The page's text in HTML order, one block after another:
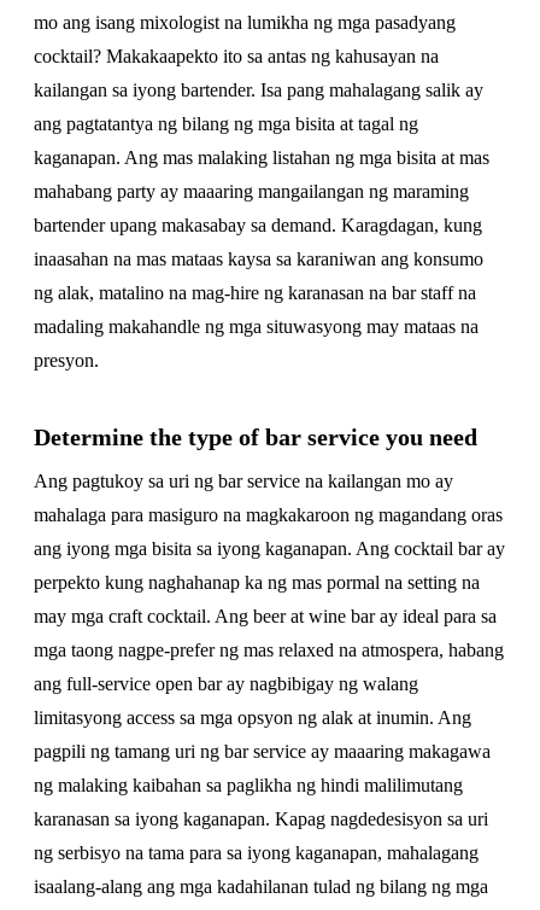
mo ang isang mixologist na lumikha ng mga pasadyang
cocktail? Makakaapekto ito sa antas ng kahusayan na
kailangan sa iyong bartender. Isa pang mahalagang salik ay
ang pagtatantya ng bilang ng mga bisita at tagal ng
kaganapan. Ang mas malaking listahan ng mga bisita at mas
mahabang party ay maaaring mangailangan ng maraming
bartender upang makasabay sa demand. Karagdagan, kung
inaasahan na mas mataas kaysa sa karaniwan ang konsumo
ng alak, matalino na mag-hire ng karanasan na bar staff na
madaling makahandle ng mga situwasyong may mataas na
presyon.
Determine the type of bar service you need
Ang pagtukoy sa uri ng bar service na kailangan mo ay
mahalaga para masiguro na magkakaroon ng magandang oras
ang iyong mga bisita sa iyong kaganapan. Ang cocktail bar ay
perpekto kung naghahanap ka ng mas pormal na setting na
may mga craft cocktail. Ang beer at wine bar ay ideal para sa
mga taong nagpe-prefer ng mas relaxed na atmospera, habang
ang full-service open bar ay nagbibigay ng walang
limitasyong access sa mga opsyon ng alak at inumin. Ang
pagpili ng tamang uri ng bar service ay maaaring makagawa
ng malaking kaibahan sa paglikha ng hindi malilimutang
karanasan sa iyong kaganapan. Kapag nagdedesisyon sa uri
ng serbisyo na tama para sa iyong kaganapan, mahalagang
isaalang-alang ang mga kadahilanan tulad ng bilang ng mga